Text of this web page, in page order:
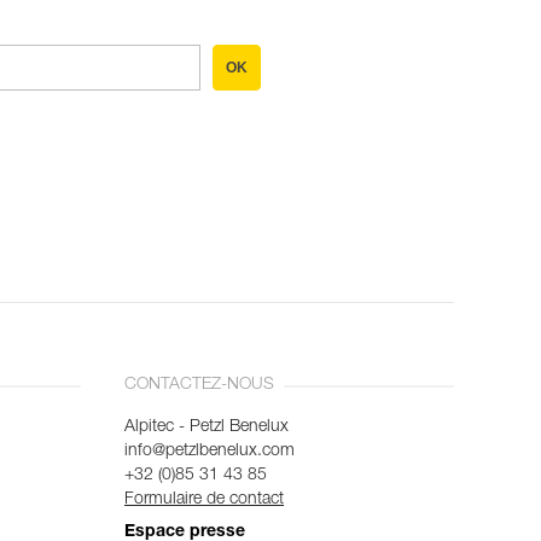
OK
CONTACTEZ-NOUS
Alpitec - Petzl Benelux
info@petzlbenelux.com
+32 (0)85 31 43 85
Formulaire de contact
Espace presse